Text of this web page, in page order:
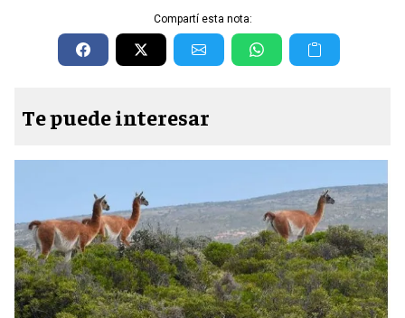
Compartí esta nota:
Te puede interesar